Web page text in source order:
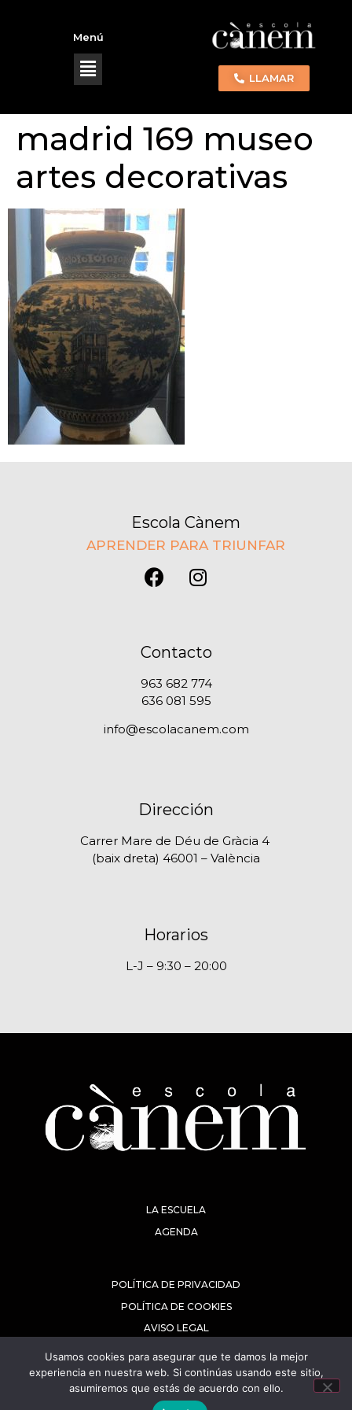
Menú
LLAMAR
madrid 169 museo
artes decorativas
Escola Cànem
APRENDER PARA TRIUNFAR
Contacto
963 682 774
636 081 595
info@escolacanem.com
Dirección
Carrer Mare de Déu de Gràcia 4
(baix dreta) 46001 – València
Horarios
L-J – 9:30 – 20:00
LA ESCUELA
AGENDA
POLÍTICA DE PRIVACIDAD
POLÍTICA DE COOKIES
AVISO LEGAL
Usamos cookies para asegurar que te damos la mejor
experiencia en nuestra web. Si continúas usando este sitio,
asumiremos que estás de acuerdo con ello.